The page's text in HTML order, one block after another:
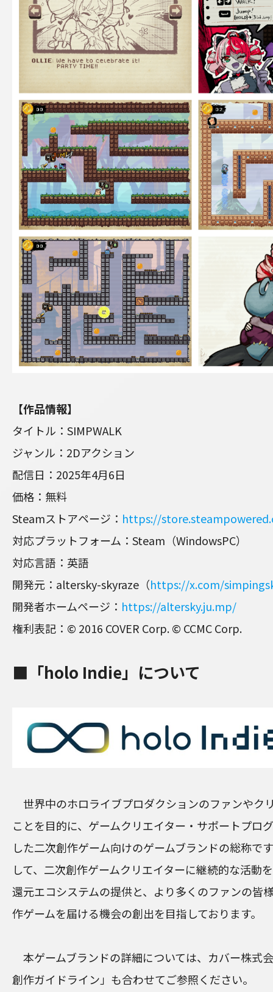
【作品情報】
タイトル：SIMPWALK
ジャンル：2Dアクション
配信日：2025年4月6日
価格：無料
Steamストアページ： https://
対応プラットフォーム：Steam（WindowsPC）
対応言語：英語
開発元：altersky-skyraze（https://x.com/
開発者ホームページ： https://altersky.ju.mp/
権利表記：© 2016 COVER Corp. © CCMC Corp.
■「holo Indie」について
世界中のホロライブプロダクションのファンやク
ことを目的に、ゲームクリエイター・サポートプロ
した二次創作ゲーム向けのゲームブランドの総称で
して、二次創作ゲームクリエイターに継続的な活動
還元エコシステムの提供と、より多くのファンの皆
作ゲームを届ける機会の創出を目指しております。
本ゲームブランドの詳細については、カバー株式
創作ガイドライン」も合わせてご参照ください。